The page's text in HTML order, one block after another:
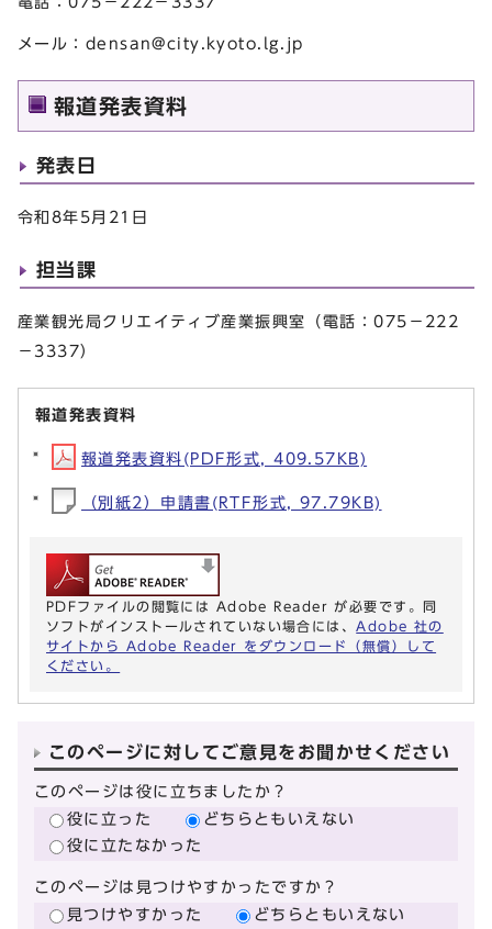
メール： densan@city.kyoto.lg.jp
報道発表資料
発表日
令和8年5月21日
担当課
産業観光局クリエイティブ産業振興室（電話：075－222
－3337）
報道発表資料
報道発表資料(PDF形式, 409.57KB)
（別紙2）申請書(RTF形式, 97.79KB)
PDFファイルの閲覧には Adobe Reader が必要です。同
ソフトがインストールされていない場合には、 Adobe 社の
サイトから Adobe Reader をダウンロード（無償）して
ください。
このページに対してご意見をお聞かせください
このページは役に立ちましたか？
役に立った
どちらともいえない
役に立たなかった
このページは見つけやすかったですか？
見つけやすかった
どちらともいえない